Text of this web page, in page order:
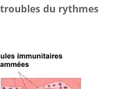
du rythmes